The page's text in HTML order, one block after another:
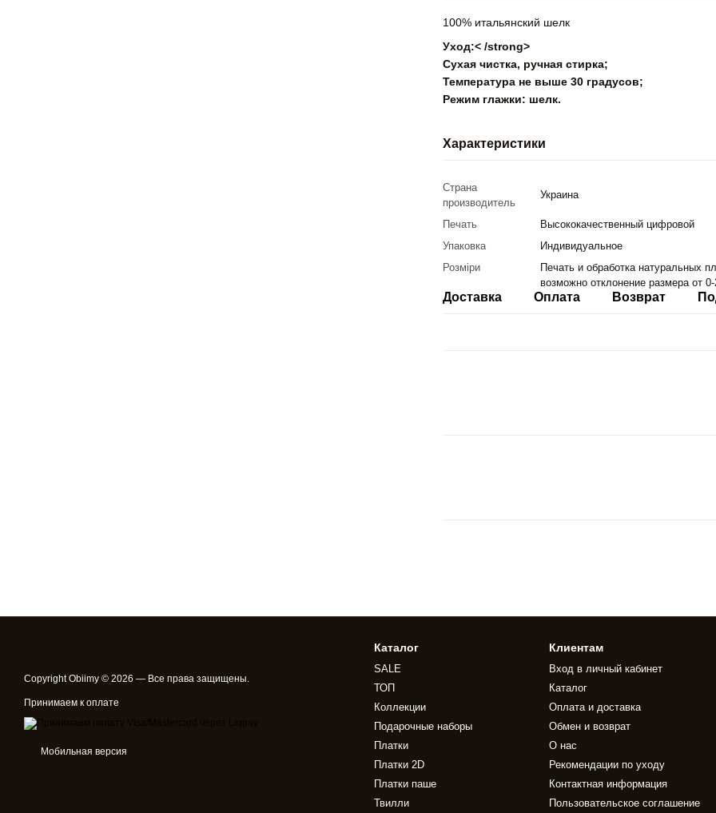
100% итальянский шелк
Уход:< /strong>
Сухая чистка, ручная стирка;
Температура не выше 30 градусов;
Режим глажки: шелк.
Характеристики
Страна
производитель
Украина
Печать
Высококачественный цифровой
Упаковка
Индивидуальное
Розміри
Печать и обработка натуральных
возможно отклонение размера от
Доставка Оплата Возврат
Copyright Obiimy © 2026 — Все права защищены.
Принимаем к оплате
Мобильная версия
Каталог
SALE
ТОП
Коллекции
Подарочные наборы
Платки
Платки 2D
Платки паше
Твилли
Клиентам
Вход в личный кабинет
Каталог
Оплата и доставка
Обмен и возврат
О нас
Рекомендации по уходу
Контактная информация
Пользовательское соглашение